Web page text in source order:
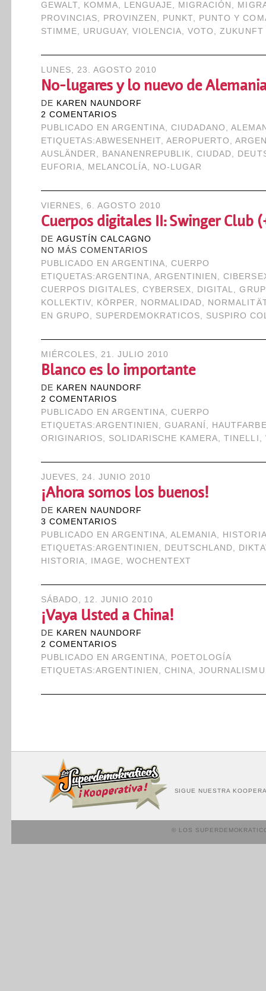
GEWALT, KOMMA, LENGUAJE, MIGRACIÓN ,
PROVINCIAS, PROVINZEN , PUNKT, PUNTO Y
STIMME, URUGUAY, VIOLENCIA,VOTO ,ZUKUNFT
LUNES, 23. AGOSTO 2010
No-lugares y lo nuevo de
DE KAREN NAUNDORF
2 COMENTARIOS
PUBLICADO EN ARGENTINA,CIUDADANO ,
ETIQUETAS:ABWESENHEIT,AEROPUERTO ,
AUSLÄNDER , BANANENREPUBLIK,CIUDAD,
EUFORIA, MELANCOLÍA, NO-LUGAR
VIERNES, 6. AGOSTO 2010
Cuerpos digitales II: Swinger Club
DE AGUSTÍN CALCAGNO
NO MÁS COMENTARIOS
PUBLICADO EN ARGENTINA,CUERPO
ETIQUETAS:ARGENTINA,ARGENTINIEN ,
CUERPOS DIGITALES, CYBERSEX, DIGITAL,
KOLLEKTIV, KÖRPER , NORMALIDAD,
EN GRUPO , SUPERDEMOKRATICOS, SUSPIRO
MIÉRCOLES, 21. JULIO 2010
Blanco es lo importante
DE KAREN NAUNDORF
2 COMENTARIOS
PUBLICADO EN ARGENTINA,CUERPO
ETIQUETAS:ARGENTINIEN ,GUARANÍ ,
ORIGINARIOS, SOLIDARISCHE KAMERA,TINELLI ,
JUEVES, 24. JUNIO 2010
¡Ahora somos los buenos!
DE KAREN NAUNDORF
3 COMENTARIOS
PUBLICADO EN ARGENTINA,ALEMANIA,
ETIQUETAS:ARGENTINIEN , DEUTSCHLAND,
HISTORIA, IMAGE, WOCHENTEXT
SÁBADO, 12. JUNIO 2010
¡Vaya Usted a China!
DE KAREN NAUNDORF
2 COMENTARIOS
PUBLICADO EN ARGENTINA, POETOLOGÍA
ETIQUETAS:ARGENTINIEN ,CHINA,
SIGUE NUESTRA
© LOS